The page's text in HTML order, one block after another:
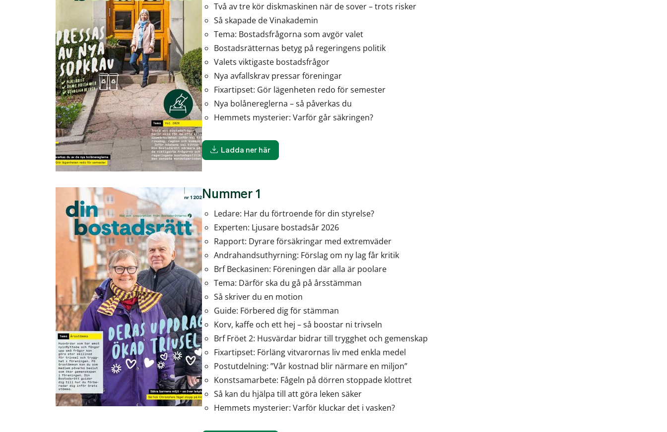
Två av tre kör diskmaskinen när de sover – trots risker
Så skapade de Vinakademin
Tema: Bostadsfrågorna som avgör valet
Bostadsrätternas betyg på regeringens politik
Valets viktigaste bostadsfrågor
Nya avfallskrav pressar föreningar
Fixartipset: Gör lägenheten redo för semester
Nya bolånereglerna – så påverkas du
Hemmets mysterier: Varför går säkringen?
Ladda ner här
Nummer 1
Ledare: Har du förtroende för din styrelse?
Experten: Ljusare bostadsår 2026
Rapport: Dyrare försäkringar med extremväder
Andrahandsuthyrning: Förslag om ny lag får kritik
Brf Beckasinen: Föreningen där alla är poolare
Tema: Därför ska du gå på årsstämman
Så skriver du en motion
Guide: Förbered dig för stämman
Korv, kaffe och ett hej – så boostar ni trivseln
Brf Fröet 2: Husvärdar bidrar till trygghet och gemenskap
Fixartipset: Förläng vitvarornas liv med enkla medel
Postutdelning: ”Vår kostnad blir närmare en miljon”
Konstsamarbete: Fågeln på dörren stoppade klottret
Så kan du hjälpa till att göra leken säker
Hemmets mysterier: Varför kluckar det i vasken?